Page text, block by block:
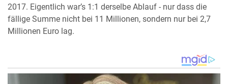
2017. Eigentlich war’s 1:1 derselbe Ablauf - nur dass die
fällige Summe nicht bei 11 Millionen, sondern nur bei 2,7
Millionen Euro lag.